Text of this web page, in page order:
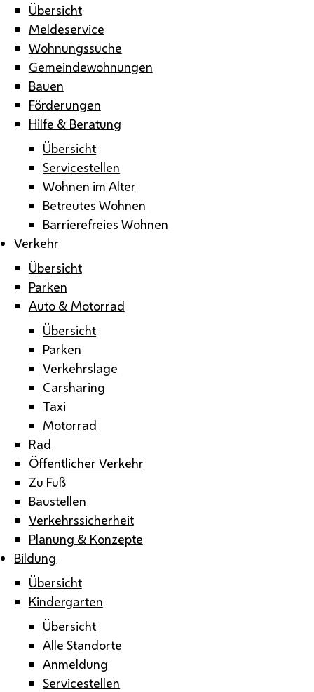
Übersicht
Meldeservice
Wohnungssuche
Gemeindewohnungen
Bauen
Förderungen
Hilfe & Beratung
Übersicht
Servicestellen
Wohnen im Alter
Betreutes Wohnen
Barrierefreies Wohnen
Verkehr
Übersicht
Parken
Auto & Motorrad
Übersicht
Parken
Verkehrslage
Carsharing
Taxi
Motorrad
Rad
Öffentlicher Verkehr
Zu Fuß
Baustellen
Verkehrssicherheit
Planung & Konzepte
Bildung
Übersicht
Kindergarten
Übersicht
Alle Standorte
Anmeldung
Servicestellen